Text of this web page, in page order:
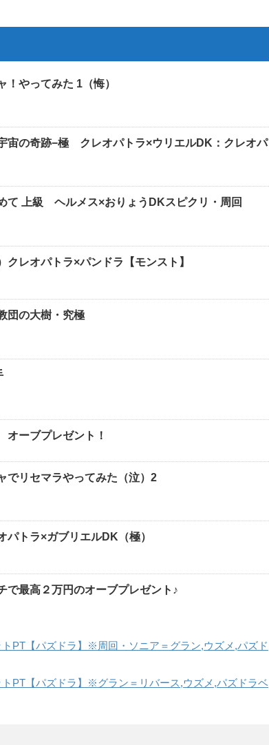
！やってみた 1（悔）
宙の奇跡−極 クレオパトラ×ウリエルDK：クレオパ
て 上級 ヘルメス×おりょうDKスピクリ・周回
クレオパトラ×パンドラ【モンスト】
団の大樹・究極
ーブプレゼント！
でリセマラやってみた（泣）2
トラ×ガブリエルDK（極）
で最高２万円のオーブプレゼント♪
PT【パズドラ】※周回・ソニア＝グラン,ウズメ,パズド
PT【パズドラ】※グラン＝リバース,ウズメ,パズドラベ